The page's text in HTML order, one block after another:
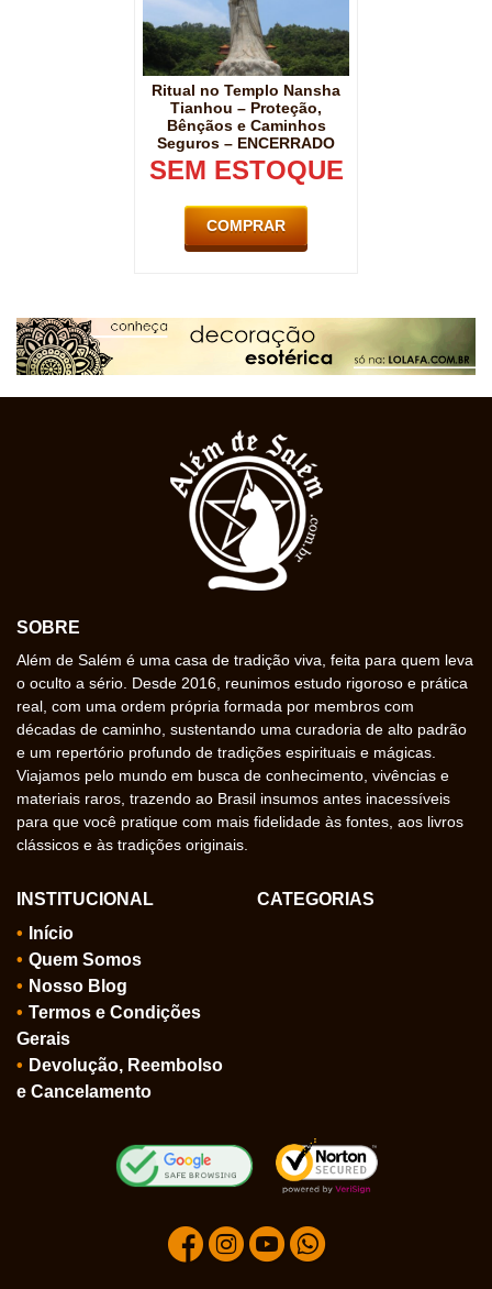
Ritual no Templo Nansha
Tianhou – Proteção,
Bênçãos e Caminhos
Seguros – ENCERRADO
SEM ESTOQUE
COMPRAR
SOBRE
Além de Salém é uma casa de tradição viva, feita para quem leva
o oculto a sério. Desde 2016, reunimos estudo rigoroso e prática
real, com uma ordem própria formada por membros com
décadas de caminho, sustentando uma curadoria de alto padrão
e um repertório profundo de tradições espirituais e mágicas.
Viajamos pelo mundo em busca de conhecimento, vivências e
materiais raros, trazendo ao Brasil insumos antes inacessíveis
para que você pratique com mais fidelidade às fontes, aos livros
clássicos e às tradições originais.
INSTITUCIONAL
Início
Quem Somos
Nosso Blog
Termos e Condições
Gerais
Devolução, Reembolso
e Cancelamento
CATEGORIAS